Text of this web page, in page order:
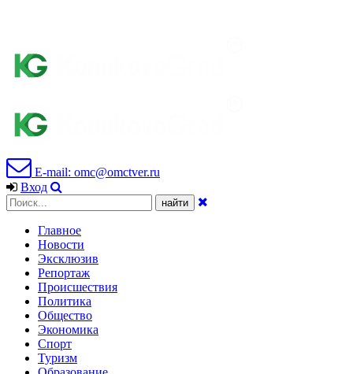
E-mail: omc@omctver.ru
Вход
Главное
Новости
Эксклюзив
Репортаж
Происшествия
Политика
Общество
Экономика
Спорт
Туризм